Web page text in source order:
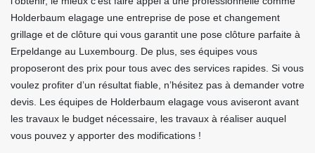
Holderbaum elagage une entreprise de pose et changement
grillage et de clôture qui vous garantit une pose clôture parfaite à
Erpeldange au Luxembourg. De plus, ses équipes vous
proposeront des prix pour tous avec des services rapides. Si vous
voulez profiter d’un résultat fiable, n’hésitez pas à demander votre
devis. Les équipes de Holderbaum elagage vous aviseront avant
les travaux le budget nécessaire, les travaux à réaliser auquel
vous pouvez y apporter des modifications !